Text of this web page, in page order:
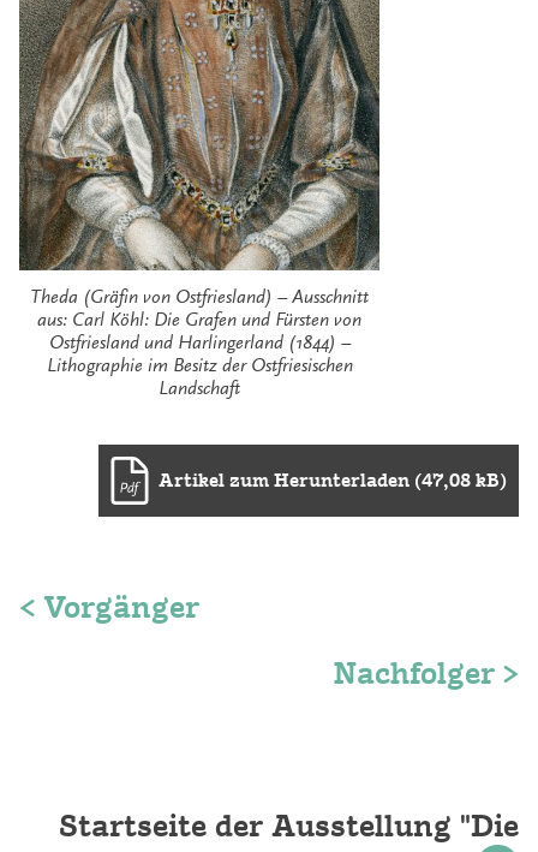
Theda (Gräfin von Ostfriesland) – Ausschnitt
aus: Carl Köhl: Die Grafen und Fürsten von
Ostfriesland und Harlingerland (1844) –
Lithographie im Besitz der Ostfriesischen
Landschaft
Artikel zum Herunterladen (47,08 kB)
< Vorgänger
Nachfolger >
Startseite der Ausstellung "Die